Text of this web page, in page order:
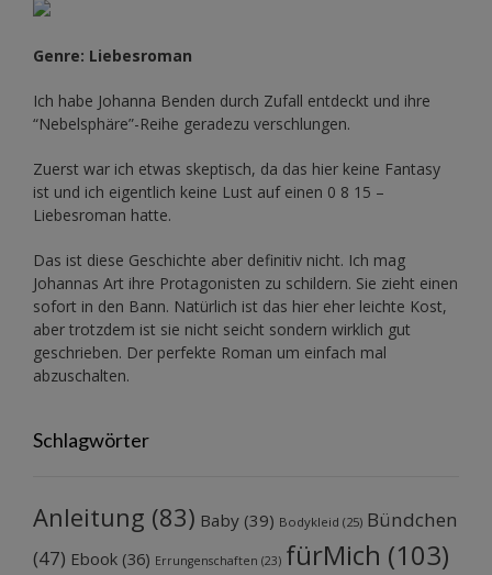
Genre: Liebesroman
Ich habe Johanna Benden durch Zufall entdeckt und ihre
“Nebelsphäre”-Reihe geradezu verschlungen.
Zuerst war ich etwas skeptisch, da das hier keine Fantasy
ist und ich eigentlich keine Lust auf einen 0 8 15 –
Liebesroman hatte.
Das ist diese Geschichte aber definitiv nicht. Ich mag
Johannas Art ihre Protagonisten zu schildern. Sie zieht einen
sofort in den Bann. Natürlich ist das hier eher leichte Kost,
aber trotzdem ist sie nicht seicht sondern wirklich gut
geschrieben. Der perfekte Roman um einfach mal
abzuschalten.
Schlagwörter
Anleitung (83) Baby (39) Bodykleid (25) Bündchen
(47) Ebook (36) Errungenschaften (23) fürMich (103)